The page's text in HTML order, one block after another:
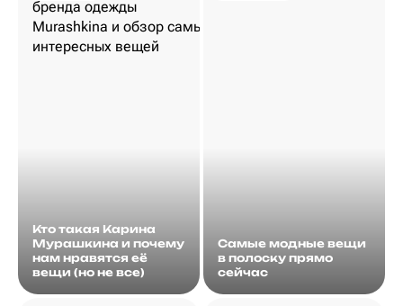
Кто такая Карина
Мурашкина и почему
нам нравятся её
вещи (но не все)
Самые модные вещи
в полоску прямо
сейчас